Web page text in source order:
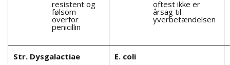
resistent og
følsom
overfor
penicillin
oftest ikke er
årsag til
yverbetændelsen
Str. Dysgalactiae
E. coli